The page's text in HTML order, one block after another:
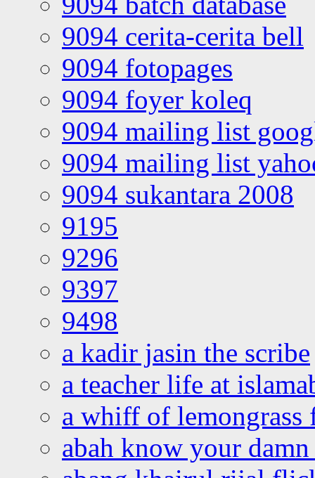
9094 cerita-cerita bell
9094 fotopages
9094 foyer koleq
9094 mailing list
9094 mailing list
9094 sukantara 2008
9195
9296
9397
9498
a kadir jasin the scribe
a teacher life at
a whiff of lemongrass
abah know your